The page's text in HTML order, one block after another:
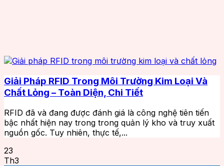
Giải Pháp RFID Trong Môi Trường Kim Loại Và
Chất Lỏng – Toàn Diện, Chi Tiết
RFID đã và đang được đánh giá là công nghệ tiên tiến
bậc nhất hiện nay trong trong quản lý kho và truy xuất
nguồn gốc. Tuy nhiên, thực tế,...
23
Th3